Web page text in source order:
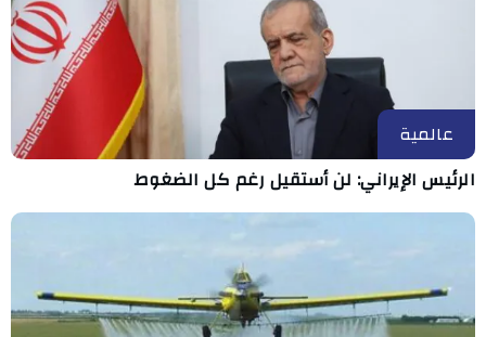
عالمية
الرئيس الإيراني: لن أستقيل رغم كل الضغوط